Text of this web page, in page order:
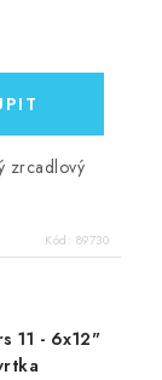
zrcadlový
Kód: 89730
11 - 6x12"